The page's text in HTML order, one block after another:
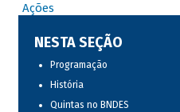
Ações
NESTA SEÇÃO
Programação
História
Quintas no BNDES